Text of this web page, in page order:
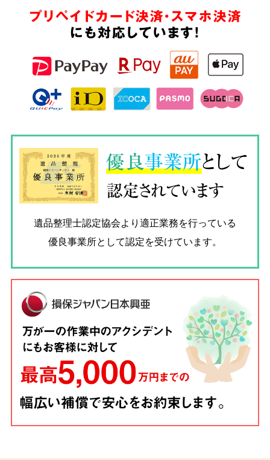
プリペイドカード決済・スマホ決済
にも対応しています!
優良事業所として
認定されています
遺品整理士認定協会より適正業務を行っている
優良事業所として認定を受けています。